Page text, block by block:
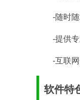
-随时
-提供
-互联
软件特